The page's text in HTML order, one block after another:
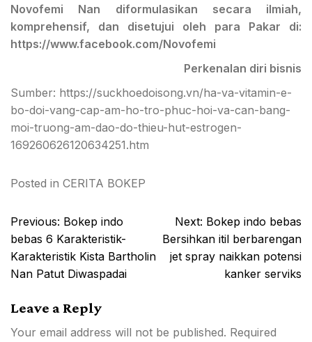
Novofemi Nan diformulasikan secara ilmiah,
komprehensif, dan disetujui oleh para Pakar di:
https://www.facebook.com/Novofemi
Perkenalan diri bisnis
Sumber: https://suckhoedoisong.vn/ha-va-vitamin-e-
bo-doi-vang-cap-am-ho-tro-phuc-hoi-va-can-bang-
moi-truong-am-dao-do-thieu-hut-estrogen-
169260626120634251.htm
Posted in CERITA BOKEP
Post
navigation
Previous: Bokep indo
bebas 6 Karakteristik-
Karakteristik Kista Bartholin
Nan Patut Diwaspadai
Next: Bokep indo bebas
Bersihkan itil berbarengan
jet spray naikkan potensi
kanker serviks
Leave a Reply
Your email address will not be published. Required